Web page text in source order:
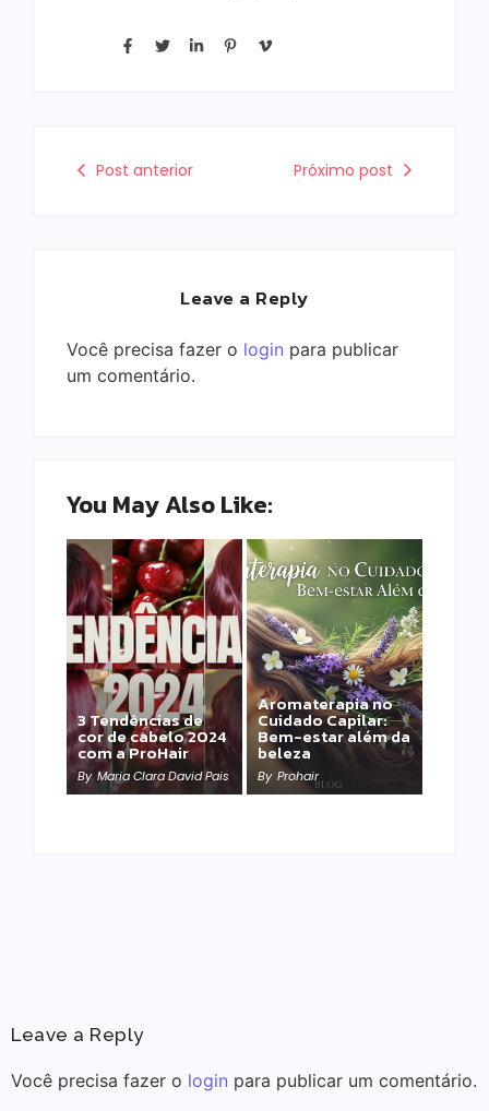
Post anterior Próximo post
Leave a Reply
Você precisa fazer o login para publicar
um comentário.
You May Also Like:
3 Tendências de
cor de cabelo 2024
com a ProHair
By Maria Clara David Pais
Aromaterapia no
Cuidado Capilar:
Bem-estar além da
beleza
By Prohair
Detox Capilar: Por
que remover
metais pesados
salva sua química?
By Prohair
Leave a Reply
Você precisa fazer o login para publicar um comentário.